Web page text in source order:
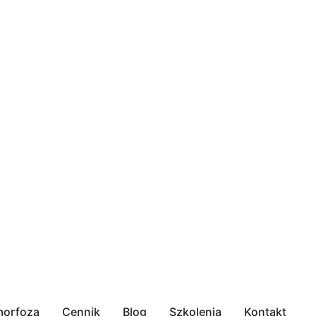
Cennik Blog Szkolenia Kontakt